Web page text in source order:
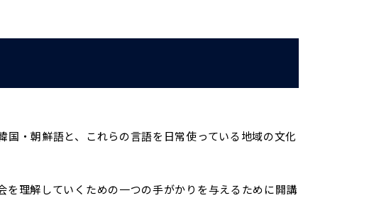
・朝鮮語と、これらの言語を日常使っている地域の文化
理解していくための一つの手がかりを与えるために開講